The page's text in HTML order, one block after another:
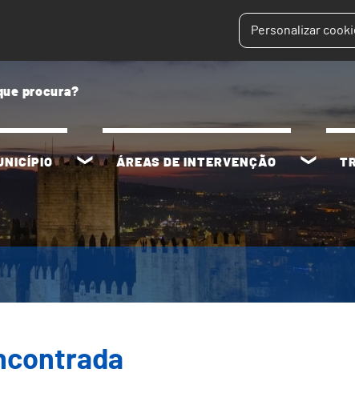
Personalizar
ÁREAS DE INTERVENÇÃO